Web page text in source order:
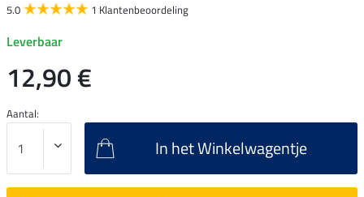
5.0 1 Klantenbeoordeling
Leverbaar
12,90 €
Aantal:
In het Winkelwagentje